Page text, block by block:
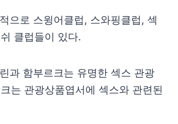
으로 스윙어클럽, 스와핑클럽, 섹
클럽들이 있다.
과 함부르크는 유명한 섹스 관광
는 관광상품엽서에 섹스와 관련된